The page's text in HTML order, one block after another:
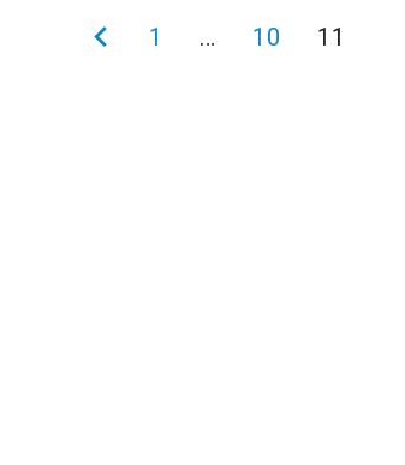
前1 … 10 11